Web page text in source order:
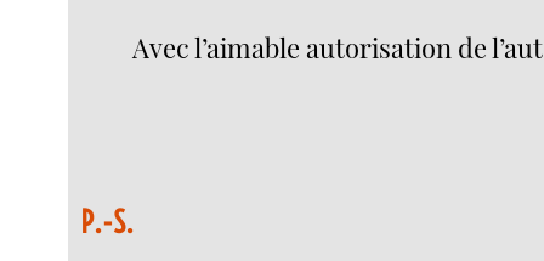
Avec l’aimable autorisation de
P.-S.